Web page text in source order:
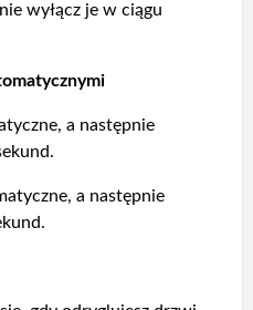
wyłącz je w ciągu
a następnie
a następnie